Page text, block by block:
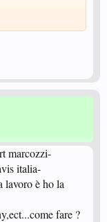
marcozzi-
italia-
lavoro è ho la
fare ?